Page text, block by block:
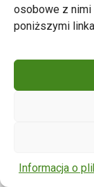
osobowe z
poniższymi
Informacja o